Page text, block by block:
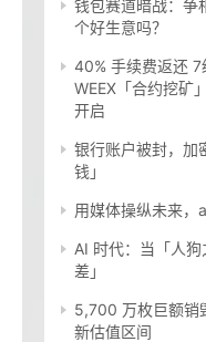
钱包赛道暗战：
个好生意吗？
40% 手续费返还 7
WEEX「合约挖矿
开启
银行账户被封，加
钱」
用媒体操纵未来，
AI 时代：当「人
差」
5,700 万枚巨额销
新估值区间